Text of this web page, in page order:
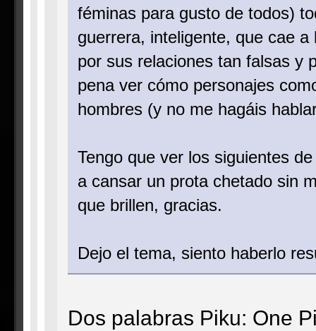
féminas para gusto de todos)
guerrera, inteligente, que cae
por sus relaciones tan falsas y
pena ver cómo personajes
hombres (y no me hagáis
Tengo que ver los siguientes
a cansar un prota chetado sin
que brillen, gracias.
Dejo el tema, siento haberlo
Dos palabras Piku: One